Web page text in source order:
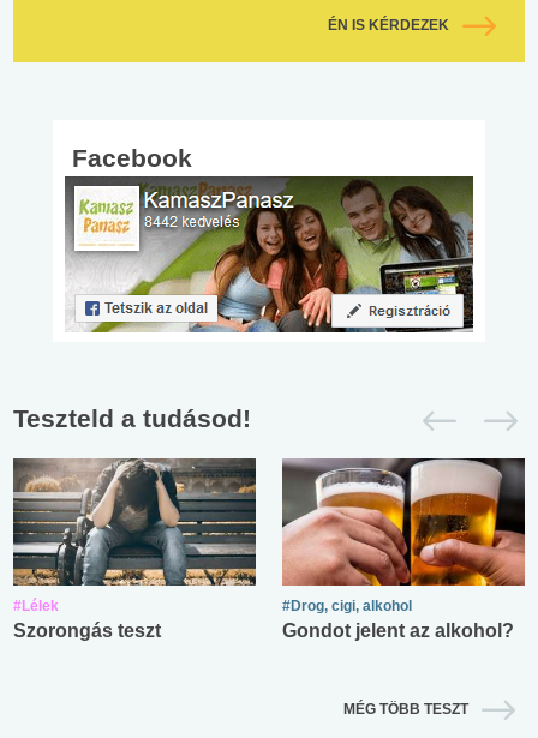
ÉN IS KÉRDEZEK
Facebook
Teszteld a tudásod!
#Lélek
Szorongás teszt
#Drog, cigi, alkohol
Gondot jelent az alkohol?
MÉG TÖBB TESZT